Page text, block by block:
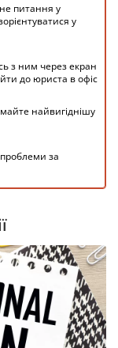
питання у
у
з ним через екран
до юриста в офіс
найвигіднішу
за